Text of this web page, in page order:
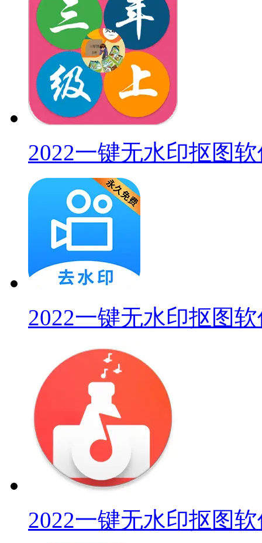
2022一键无水印抠图
2022一键无水印抠图
2022一键无水印抠图